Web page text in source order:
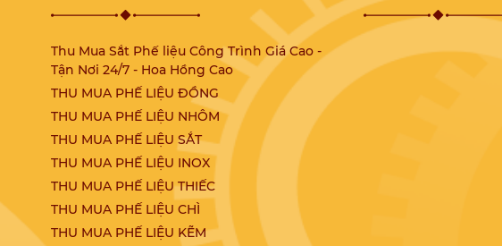
Thu Mua Sắt Phế liệu Công Trình Giá Cao -
Tận Nơi 24/7 - Hoa Hồng Cao
THU MUA PHẾ LIỆU ĐỒNG
THU MUA PHẾ LIỆU NHÔM
THU MUA PHẾ LIỆU SẮT
THU MUA PHẾ LIỆU INOX
THU MUA PHẾ LIỆU THIẾC
THU MUA PHẾ LIỆU CHÌ
THU MUA PHẾ LIỆU KẼM